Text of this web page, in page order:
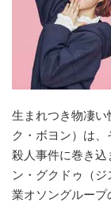
生まれつき物凄
ク・ボヨン）は
殺人事件に巻き
ン・グクドゥ（
業オソングルー